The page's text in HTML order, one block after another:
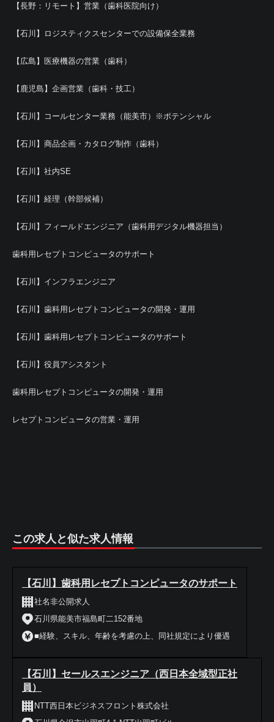
【長野：リモート】営業（歯科医院向け）
【石川】ロジスティクスセンターでの設備保全業務
【広島】医療機器の営業（歯科）
【鹿児島】企画営業（歯科・技工）
【石川】コールセンター業務（能美市）※ポテンシャル
【石川】商品企画・カタログ制作（歯科）
【石川】社内SE
【石川】経理（幹部候補）
【石川】フィールドエンジニア（歯科用デジタル機器担当）
歯科用レセプトコンピュータのサポート
【石川】インフラエンジニア
【石川】歯科用レセプトコンピュータの開発・運用
【石川】歯科用レセプトコンピュータのサポート
【石川】役員アシスタント
歯科用レセプトコンピュータの開発・運用
レセプトコンピュータの営業・運用
この求人と似た求人情報
【石川】歯科用レセプトコンピュータのサポート
社名非公開求人
石川県能美市福島町二152番地
■経験、スキル、年齢を考慮の上、同社規定により優遇
【石川】セールスエンジニア（西日本全域型正社
員）
NTT西日本ビジネスフロント株式会社